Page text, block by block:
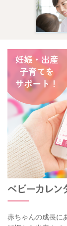
赤ちゃんの成長に